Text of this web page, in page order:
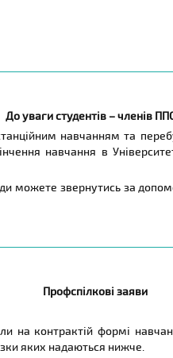
До уваги студентів – членів
навчанням та
навчання в
можете звернутись за
Профспілкові заяви
на контрактій формі
яких надаються нижче.